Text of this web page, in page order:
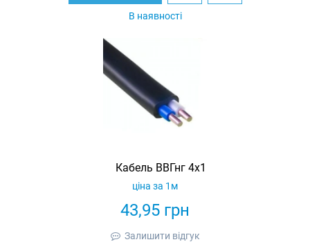
В наявності
Кабель ВВГнг 4х1
43,95 грн
ціна за 1м
Залишити відгук